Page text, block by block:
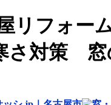
リフォー
対策 窓